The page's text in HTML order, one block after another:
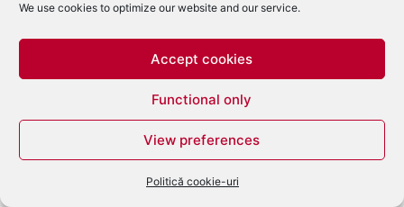
We use cookies to optimize our website and our service.
Accept cookies
Functional only
View preferences
Politică cookie-uri